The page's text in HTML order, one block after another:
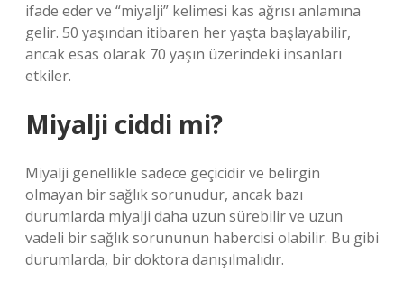
ifade eder ve “miyalji” kelimesi kas ağrısı anlamına
gelir. 50 yaşından itibaren her yaşta başlayabilir,
ancak esas olarak 70 yaşın üzerindeki insanları
etkiler.
Miyalji ciddi mi?
Miyalji genellikle sadece geçicidir ve belirgin
olmayan bir sağlık sorunudur, ancak bazı
durumlarda miyalji daha uzun sürebilir ve uzun
vadeli bir sağlık sorununun habercisi olabilir. Bu gibi
durumlarda, bir doktora danışılmalıdır.